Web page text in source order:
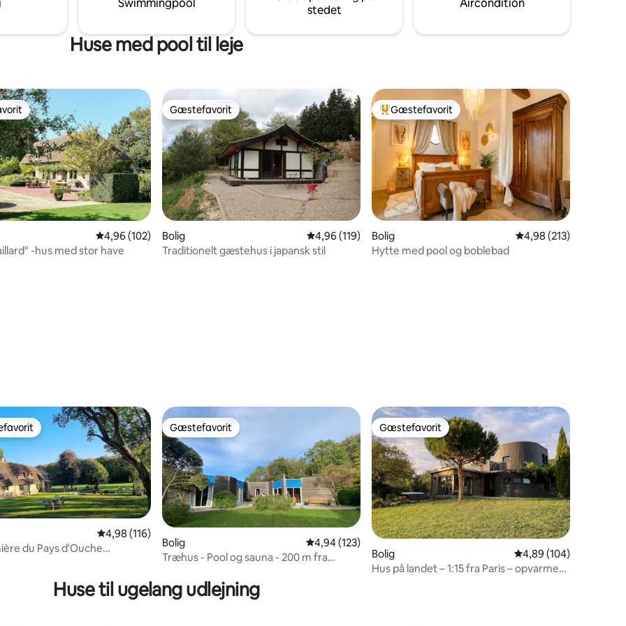
Fécamp, Veules-les-Roses med
hverdagen og fornyelse.
Swimmingpool
stedet
Aircondition
Huse med pool til leje
bedømmelse, 209 omtaler
4,96 ud af 5 i gennemsnitlig bedømmelse, 102 omtaler
4,96 (102)
-hus med stor have
Gæstefavorit
Gæstefavorit
Bolig 4,96 ud af 5 i gennemsnitlig bedømmelse, 119 omtaler
4,96 (119)
Traditionelt gæstehus i japansk stil
Bedste gæstefavorit
Gæstefavorit
Bolig 4,98 ud af 5 i
4,98 (213)
Hytte med pool og boblebad
bedømmelse, 203 omtaler
4,98 ud af 5 i gennemsnitlig bedømmelse, 116 omtaler
4,98 (116)
du Pays d'Ouche
Gæstefavorit
Gæstefavorit
Bolig 4,94 ud af 5 i gennemsnitlig bedømmelse, 123 omtaler
4,94 (123)
Træhus - Pool og sauna - 200 m fra
Gæstefavorit
Gæstefavorit
Bolig 4,89 ud af 5 i
4,89 (104)
Hus på landet – 1:15 fra Paris – opvarmet
Huse til ugelang udlejning